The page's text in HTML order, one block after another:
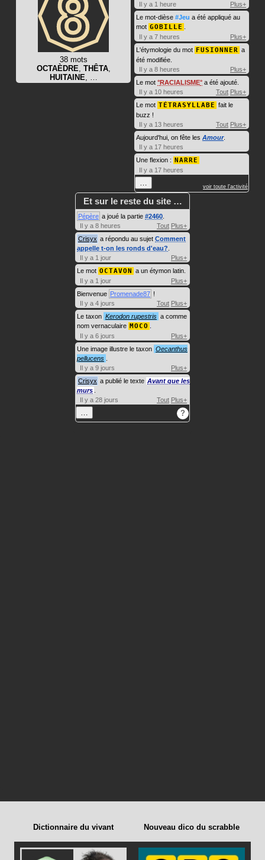
38 mots
OCTAÈDRE, THÊTA,
HUITAINE, …
Il y a 1 heure
Plus+
Le mot-dièse #Jeu a été appliqué au
mot GOBILLE
Il y a 7 heures
Plus+
L'étymologie du mot FUSIONNER a
été modifiée.
Il y a 8 heures
Plus+
Le mot RACIALISME a été ajouté.
Il y a 10 heures
Tout Plus+
Le mot TÉTRASYLLABE fait le
buzz !
Il y a 13 heures
Tout Plus+
Aujourd'hui, on fête les Amour.
Il y a 17 heures
Une flexion : NARRE
Il y a 17 heures
… voir toute l'activité
Et sur le reste du site …
Pépère a joué la partie #2460
Il y a 8 heures
Tout Plus+
Crisyx a répondu au sujet Comment
appelle t-on les ronds d'eau?
Il y a 1 jour
Plus+
Le mot OCTAVON a un étymon latin.
Il y a 1 jour
Plus+
Bienvenue Promenade87 !
Il y a 4 jours
Tout Plus+
Le taxon Kerodon rupestris a comme
nom vernaculaire MOCO
Il y a 6 jours
Plus+
Une image illustre le taxon Oecanthus
pellucens
Il y a 9 jours
Plus+
Crisyx a publié le texte Avant que les
murs
Il y a 28 jours
Tout Plus+
… ?
Dictionnaire du vivant Nouveau dico du scrabble